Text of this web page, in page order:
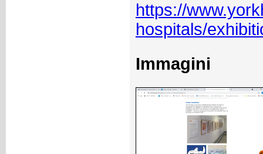
https://
hospitals/
Immagini